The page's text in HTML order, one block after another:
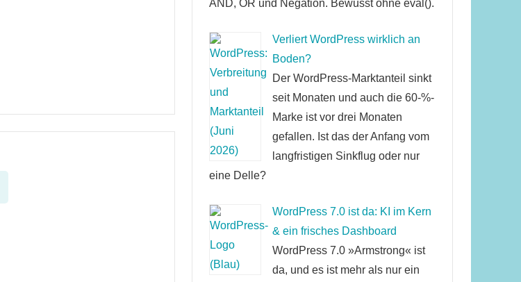
AND, OR und Negation. Bewusst ohne eval().
Verliert WordPress wirklich an
Boden?
Der WordPress-Marktanteil sinkt
seit Monaten und auch die 60-%-
Marke ist vor drei Monaten
gefallen. Ist das der Anfang vom
langfristigen Sinkflug oder nur
eine Delle?
WordPress 7.0 ist da: KI im Kern
& ein frisches Dashboard
WordPress 7.0 »Armstrong« ist
da, und es ist mehr als nur ein